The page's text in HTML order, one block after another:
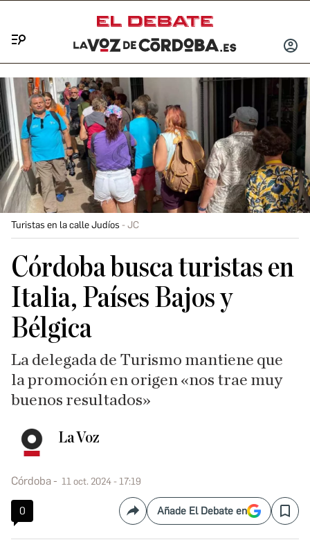
INICIAR
Turistas en la calle Judíos JC
Córdoba busca turistas en
Italia, Países Bajos y
Bélgica
La delegada de Turismo mantiene que
la promoción en origen «nos trae muy
buenos resultados»
La Voz
Córdoba 11 oct. 2024 - 17:19
0 CompartirAñade El Debate en Save